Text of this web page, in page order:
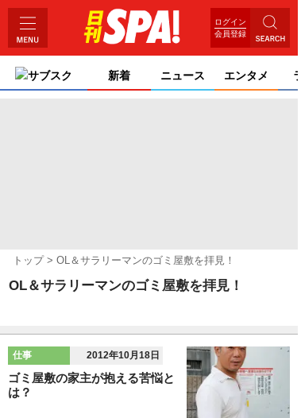
ログイン
会員登録
サブスク 新着 ニュース エンタメ
トップ OL＆サラリーマンのゴミ屋敷を拝見！
OL＆サラリーマンのゴミ屋敷を拝見！
仕事 2012年10月18日
ゴミ屋敷の家主が抱える苦悩と
は？